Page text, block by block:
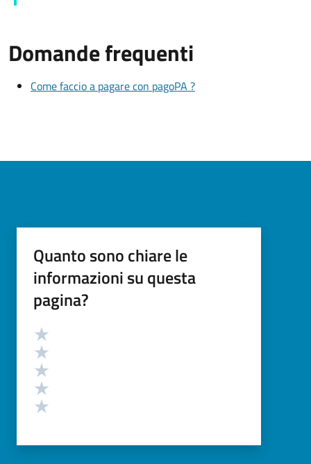
Domande frequenti
Come faccio a pagare con pagoPA ?
Quanto sono chiare le
informazioni su questa
pagina?
Valutazione